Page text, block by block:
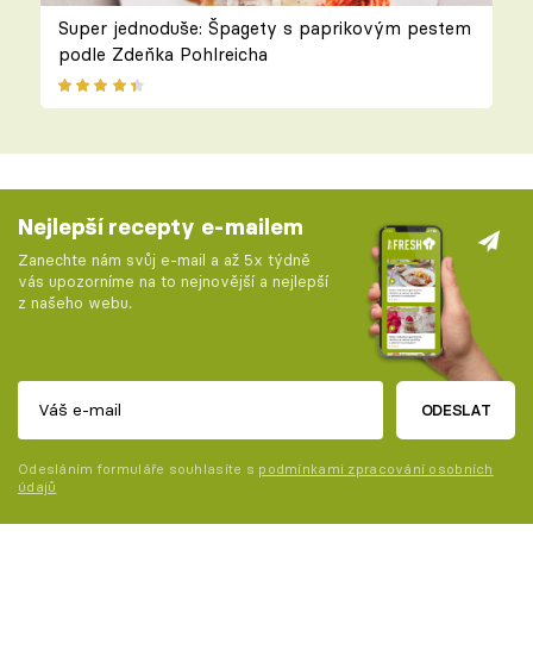
Super jednoduše: Špagety s paprikovým pestem
podle Zdeňka Pohlreicha
Nejlepší recepty e-mailem
Zanechte nám svůj e-mail a až 5x týdně
vás upozorníme na to nejnovější a nejlepší
z našeho webu.
ODESLAT
Odesláním formuláře souhlasíte s podmínkami zpracování osobních
údajů